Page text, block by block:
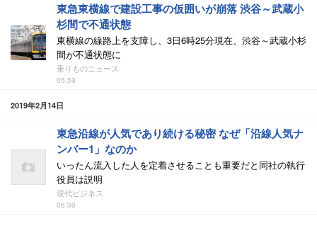
東急東横線で建設工事の仮囲いが崩落 渋谷～武蔵小
杉間で不通状態
東横線の線路上を支障し、3日6時25分現在、渋谷～武蔵小杉
間が不通状態に
乗りものニュース
05:59
2019年2月14日
東急沿線が人気であり続ける秘密 なぜ「沿線人気ナ
ンバー1」なのか
いったん流入した人を定着させることも重要だと同社の執行
役員は説明
現代ビジネス
06:00